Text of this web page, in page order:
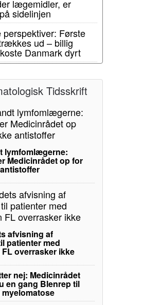
lægemidler, er
sidelinjen
perspektiver: Første
ud – billig
Danmark dyrt
Tidsskrift
lymfomlægerne:
Medicinrådet op for
afvisning af
patienter med
overrasker ikke
nej: Medicinrådet
en gang Blenrep til